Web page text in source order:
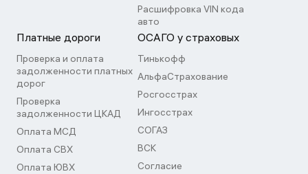
Расшифровка VIN кода
авто
Платные дороги
Проверка и оплата
задолженности платных
дорог
Проверка
задолженности ЦКАД
Оплата МСД
Оплата СВХ
Оплата ЮВХ
ОСАГО у страховых
Тинькофф
АльфаСтрахование
Росгосстрах
Ингосстрах
СОГАЗ
ВСК
Согласие